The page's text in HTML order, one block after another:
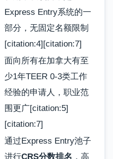
Express Entry系统的一
部分，无固定名额限制
[citation:4][citation:7]
面向所有在加拿大有至
少1年TEER 0-3类工作
经验的申请人，职业范
围更广[citation:5]
[citation:7]
通过Express Entry池子
进行CRS分数排名 ，高